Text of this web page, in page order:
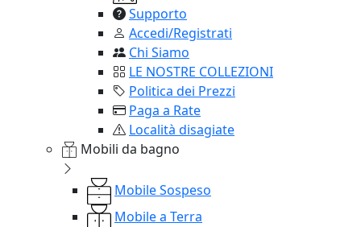
Supporto
Accedi/Registrati
Chi Siamo
LE NOSTRE COLLEZIONI
Politica dei Prezzi
Paga a Rate
Località disagiate
Mobili da bagno
Mobile Sospeso
Mobile a Terra